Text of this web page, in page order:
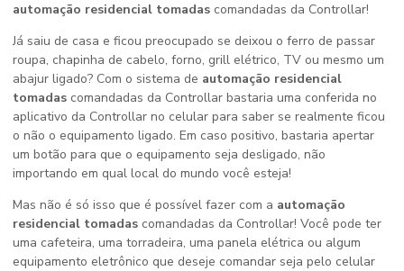
automação residencial tomadas comandadas da Controllar!
Já saiu de casa e ficou preocupado se deixou o ferro de passar
roupa, chapinha de cabelo, forno, grill elétrico, TV ou mesmo um
abajur ligado? Com o sistema de automação residencial
tomadas comandadas da Controllar bastaria uma conferida no
aplicativo da Controllar no celular para saber se realmente ficou
o não o equipamento ligado. Em caso positivo, bastaria apertar
um botão para que o equipamento seja desligado, não
importando em qual local do mundo você esteja!
Mas não é só isso que é possível fazer com a automação
residencial tomadas comandadas da Controllar! Você pode ter
uma cafeteira, uma torradeira, uma panela elétrica ou algum
equipamento eletrônico que deseje comandar seja pelo celular